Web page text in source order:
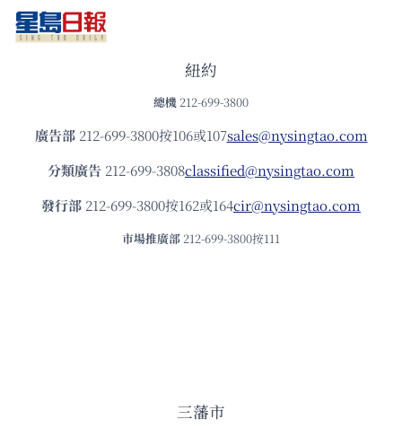
紐約
總機 212-699-3800
廣告部212-699-3800按106或107sales@nysingtao.com
分類廣告 212-699-3808classified@nysingtao.com
發⾏部 212-699-3800按162或164cir@nysingtao.com
市場推廣部 212-699-3800按111
三藩市